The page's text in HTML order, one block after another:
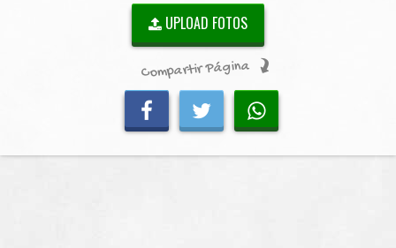
UPLOAD FOTOS
Compartir Página